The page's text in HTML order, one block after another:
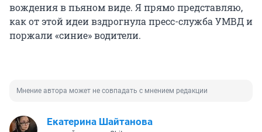
вождения в пьяном виде. Я прямо представляю,
как от этой идеи вздрогнула пресс-служба УМВД и
поржали «синие» водители.
Мнение автора может не совпадать с мнением редакции
Екатерина Шайтанова